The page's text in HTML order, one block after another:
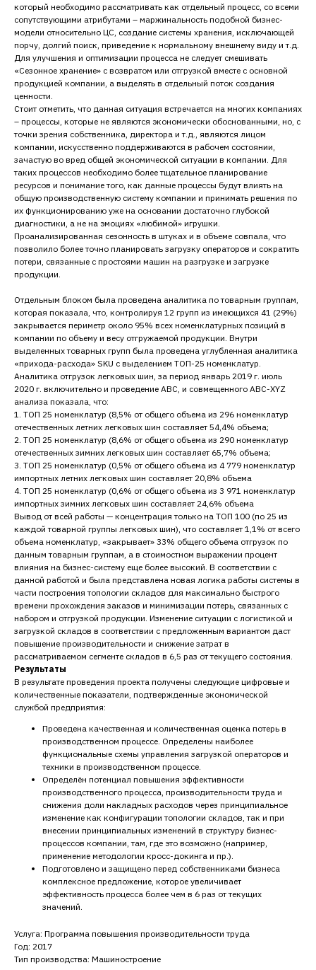
который необходимо рассматривать как отдельный процесс, со всеми
сопутствующими атрибутами – маржинальность подобной бизнес-
модели относительно ЦС, создание системы хранения, исключающей
порчу, долгий поиск, приведение к нормальному внешнему виду и т.д.
Для улучшения и оптимизации процесса не следует смешивать
«Сезонное хранение» с возвратом или отгрузкой вместе с основной
продукцией компании, а выделять в отдельный поток создания
ценности.
Стоит отметить, что данная ситуация встречается на многих компаниях
– процессы, которые не являются экономически обоснованными, но, с
точки зрения собственника, директора и т.д., являются лицом
компании, искусственно поддерживаются в рабочем состоянии,
зачастую во вред общей экономической ситуации в компании. Для
таких процессов необходимо более тщательное планирование
ресурсов и понимание того, как данные процессы будут влиять на
общую производственную систему компании и принимать решения по
их функционированию уже на основании достаточно глубокой
диагностики, а не на эмоциях «любимой» игрушки.
Проанализированная сезонность в штуках и в объеме совпала, что
позволило более точно планировать загрузку операторов и сократить
потери, связанные с простоями машин на разгрузке и загрузке
продукции.
Отдельным блоком была проведена аналитика по товарным группам,
которая показала, что, контролируя 12 групп из имеющихся 41 (29%)
закрывается периметр около 95% всех номенклатурных позиций в
компании по объему и весу отгружаемой продукции. Внутри
выделенных товарных групп была проведена углубленная аналитика
«прихода-расхода» SKU с выделением ТОП-25 номенклатур.
Аналитика отгрузок легковых шин, за период январь 2019 г. июль
2020 г. включительно и проведение АВС, и совмещенного ABC-XYZ
анализа показала, что:
1. ТОП 25 номенклатур (8,5% от общего объема из 296 номенклатур
отечественных летних легковых шин составляет 54,4% объема;
2. ТОП 25 номенклатур (8,6% от общего объема из 290 номенклатур
отечественных зимних легковых шин составляет 65,7% объема;
3. ТОП 25 номенклатур (0,5% от общего объема из 4 779 номенклатур
импортных летних легковых шин составляет 20,8% объема
4. ТОП 25 номенклатур (0,6% от общего объема из 3 971 номенклатур
импортных зимних легковых шин составляет 24,6% объема
Вывод от всей работы — концентрация только на ТОП 100 (по 25 из
каждой товарной группы легковых шин), что составляет 1,1% от всего
объема номенклатур, «закрывает» 33% общего объема отгрузок по
данным товарным группам, а в стоимостном выражении процент
влияния на бизнес-систему еще более высокий. В соответствии с
данной работой и была представлена новая логика работы системы в
части построения топологии складов для максимально быстрого
времени прохождения заказов и минимизации потерь, связанных с
набором и отгрузкой продукции. Изменение ситуации с логистикой и
загрузкой складов в соответствии с предложенным вариантом даст
повышение производительности и снижение затрат в
рассматриваемом сегменте складов в 6,5 раз от текущего состояния.
Результаты
В результате проведения проекта получены следующие цифровые и
количественные показатели, подтвержденные экономической
службой предприятия:
Проведена качественная и количественная оценка потерь в
производственном процессе. Определены наиболее
функциональные схемы управления загрузкой операторов и
техники в производственном процессе.
Определён потенциал повышения эффективности
производственного процесса, производительности труда и
снижения доли накладных расходов через принципиальное
изменение как конфигурации топологии складов, так и при
внесении принципиальных изменений в структуру бизнес-
процессов компании, там, где это возможно (например,
применение методологии кросс-докинга и пр.).
Подготовлено и защищено перед собственниками бизнеса
комплексное предложение, которое увеличивает
эффективность процесса более чем в 6 раз от текущих
значений.
Услуга: Программа повышения производительности труда
Год: 2017
Тип производства: Машиностроение